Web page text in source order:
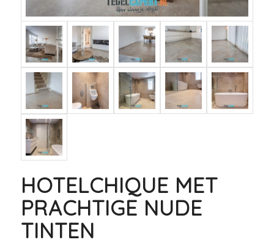
HOTELCHIQUE MET
PRACHTIGE NUDE
TINTEN